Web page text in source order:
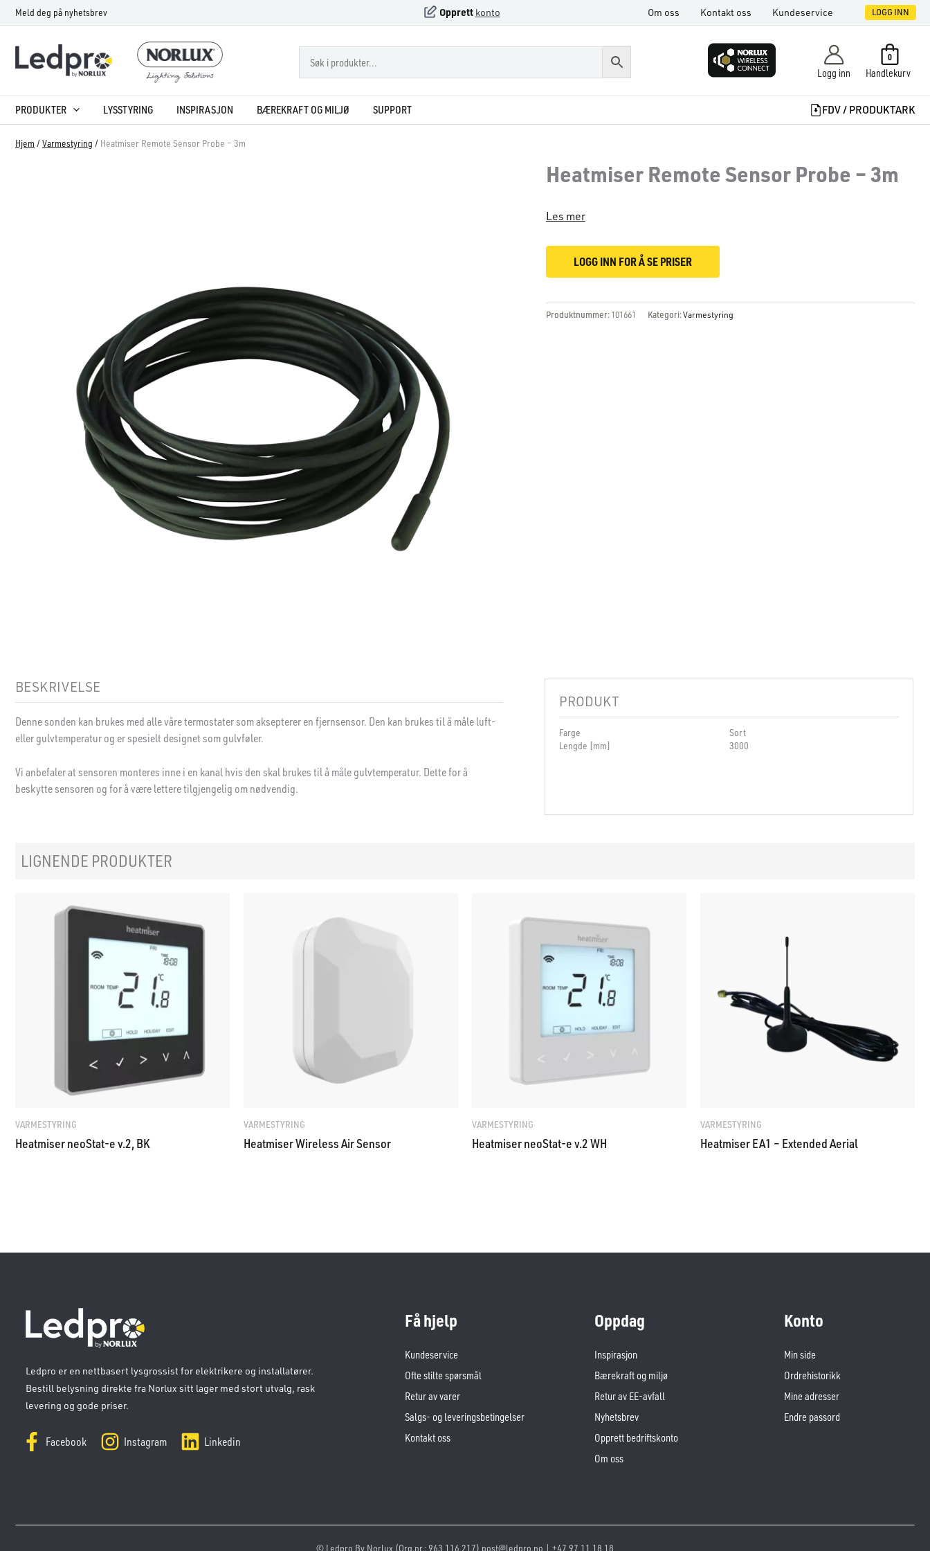
Hopp
rett
innholdet
Meld deg på nyhetsbrev Opprett konto Om oss Kontakt oss Kundeservice LOGG INN
Logg inn Handlekurv
0
PRODUKTER LYSSTYRING INSPIRASJON BÆREKRAFT OG MILJØ SUPPORT FDV / PRODUKTARK
Hjem /Varmestyring / Heatmiser Remote Sensor Probe – 3m
Heatmiser Remote Sensor Probe – 3m
Les mer
LOGG INN FOR Å SE PRISER
Produktnummer: 101661 Kategori:Varmestyring
BESKRIVELSE
Denne sonden kan brukes med alle våre termostater som aksepterer en fjernsensor. Den kan brukes til å måle luft-
eller gulvtemperatur og er spesielt designet som gulvføler.
Vi anbefaler at sensoren monteres inne i en kanal hvis den skal brukes til å måle gulvtemperatur. Dette for å
beskytte sensoren og for å være lettere tilgjengelig om nødvendig.
PRODUKT
Farge
Sort
Lengde [mm]
3000
LIGNENDE PRODUKTER
VARMESTYRING
Heatmiser neoStat-e v.2, BK
VARMESTYRING
Heatmiser Wireless Air Sensor
VARMESTYRING
Heatmiser neoStat-e v.2 WH
VARMESTYRING
Heatmiser EA1 – Extended Aerial
Ledpro er en nettbasert lysgrossist for elektrikere og installatører.
Bestill belysning direkte fra Norlux sitt lager med stort utvalg, rask
levering og gode priser.
Facebook Instagram Linkedin
Få hjelp
Kundeservice
Ofte stilte spørsmål
Retur av varer
Salgs- og leveringsbetingelser
Kontakt oss
Oppdag
Inspirasjon
Bærekraft og miljø
Retur av EE-avfall
Nyhetsbrev
Opprett bedriftskonto
Om oss
Konto
Min side
Ordrehistorikk
Mine adresser
Endre passord
© Ledpro By Norlux (Org.nr.: 963 116 217) post@ledpro.no | +47 97 11 18 18